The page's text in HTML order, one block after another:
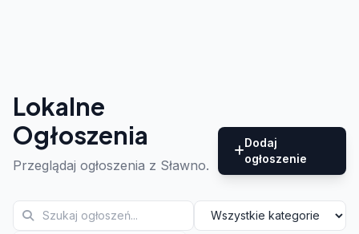
Lokalne
Ogłoszenia
Przeglądaj ogłoszenia z Sławno.
Dodaj
ogłoszenie